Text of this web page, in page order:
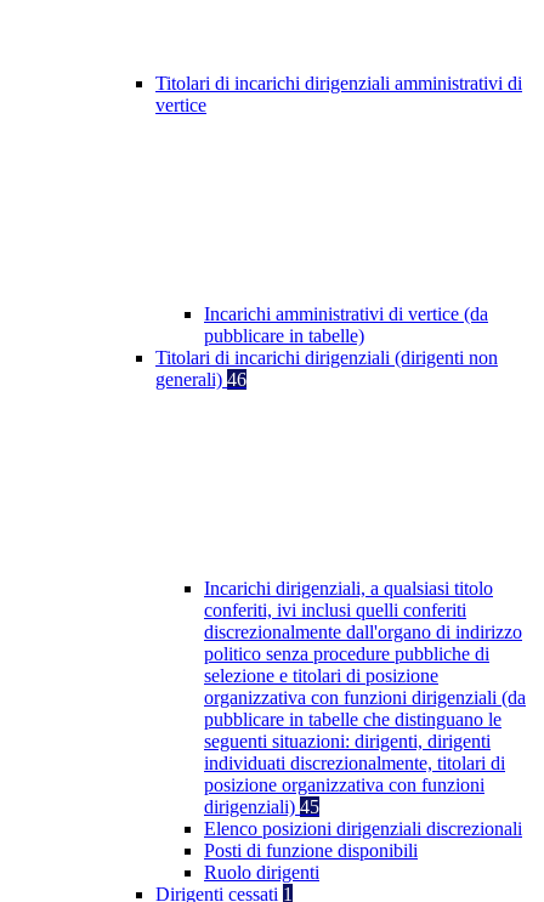
Titolari di incarichi dirigenziali amministrativi di
vertice
Incarichi amministrativi di vertice (da
pubblicare in tabelle)
Titolari di incarichi dirigenziali (dirigenti non
generali) 46
Incarichi dirigenziali, a qualsiasi titolo
conferiti, ivi inclusi quelli conferiti
discrezionalmente dall'organo di indirizzo
politico senza procedure pubbliche di
selezione e titolari di posizione
organizzativa con funzioni dirigenziali (da
pubblicare in tabelle che distinguano le
seguenti situazioni: dirigenti, dirigenti
individuati discrezionalmente, titolari di
posizione organizzativa con funzioni
dirigenziali) 45
Elenco posizioni dirigenziali discrezionali
Posti di funzione disponibili
Ruolo dirigenti
Dirigenti cessati 1